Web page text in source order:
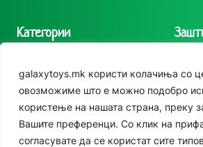
galaxytoys.mk користи колачиња со
овозможиме што е можно подобро
користење на нашата страна, преку
Вашите преференци. Со клик на
согласувате да се користат сите
Категории
Сезонска опрема
Друштвени игри
За двор